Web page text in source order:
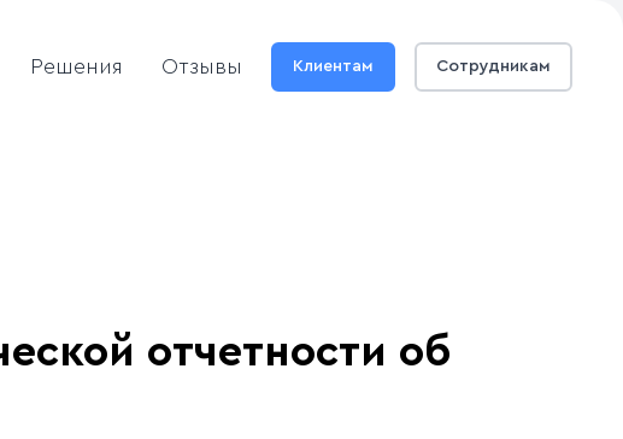
Решения Отзывы Клиентам Сотрудникам
отчетности об